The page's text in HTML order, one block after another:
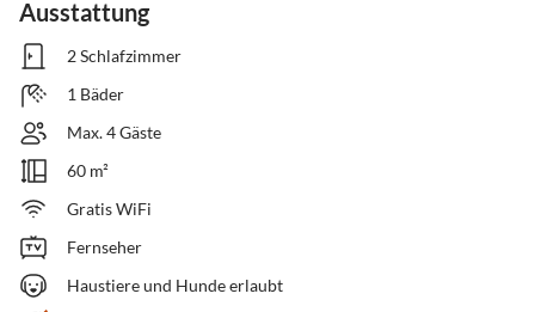
Ausstattung
2 Schlafzimmer
1 Bäder
Max. 4 Gäste
60 m²
Gratis WiFi
Fernseher
Haustiere und Hunde erlaubt